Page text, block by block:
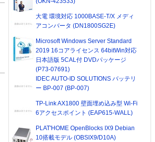
大電 環境対応 1000BASE-T/X メディ
アコンバータ (DN1800SG2E)
Microsoft Windows Server Standard
2019 16コアライセンス 64bitWin対応
日本語版 5CAL付 DVDパッケージ
(P73-07691)
IDEC AUTO-ID SOLUTIONS バッテリ
ー BP-007 (BP-007)
TP-Link AX1800 壁面埋め込み型 Wi-Fi
6アクセスポイント (EAP615-WALL)
PLAT'HOME OpenBlocks IX9 Debian
10搭載モデル (OBSIX9/D10A)